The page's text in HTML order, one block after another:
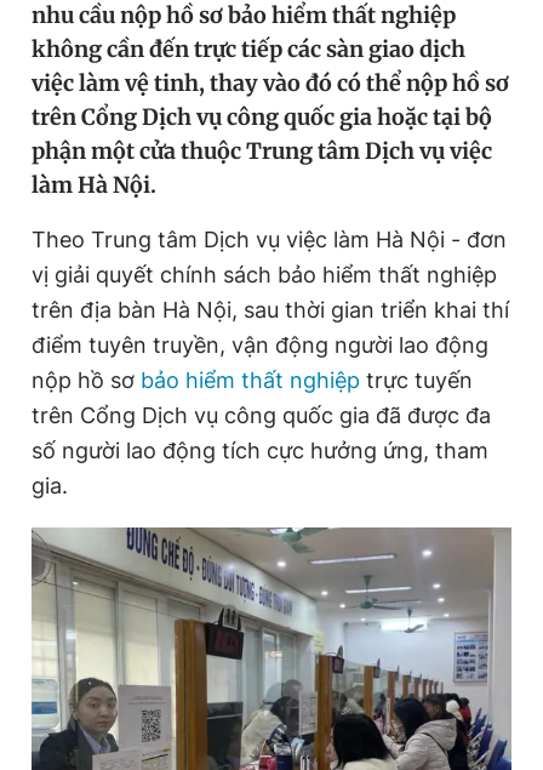
Video Magazine
Sản phẩm khác
Tiện ích Bạn cần biết
Thông tin tòa soạn Liên hệ quảng cáo
Đọc Thanh Niên trên điện thoại
Theo dõi báo trên
Hotline
0906 645 777
Liên hệ quảng cáo
0908 780 404
Đặt báo Quảng cáo RSS Tòa soạn Chính sách bảo
nhu cầu nộp hồ sơ bảo hiểm thất nghiệp
không cần đến trực tiếp các sàn giao dịch
việc làm vệ tinh, thay vào đó có thể nộp hồ sơ
trên Cổng Dịch vụ công quốc gia hoặc tại bộ
phận một cửa thuộc Trung tâm Dịch vụ việc
làm Hà Nội.
Theo Trung tâm Dịch vụ việc làm Hà Nội - đơn
vị giải quyết chính sách bảo hiểm thất nghiệp
trên địa bàn Hà Nội, sau thời gian triển khai thí
điểm tuyên truyền, vận động người lao động
nộp hồ sơ bảo hiểm thất nghiệp trực tuyến
trên Cổng Dịch vụ công quốc gia đã được đa
số người lao động tích cực hưởng ứng, tham
gia.